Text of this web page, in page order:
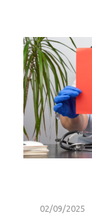
02/09/2025
/